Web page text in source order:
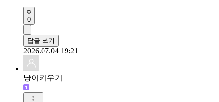
0
답글 쓰기
2026.07.04 19:21
냥이키우기